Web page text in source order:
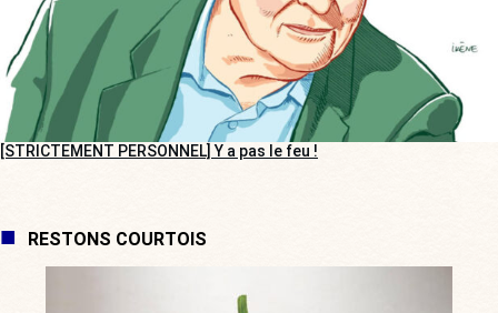
[STRICTEMENT PERSONNEL] Y a pas le feu !
RESTONS COURTOIS